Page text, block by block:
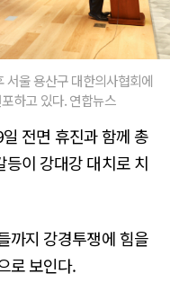
서울 용산구 대한의사협회에
하고 있다. 연합뉴스
전면 휴진과 함께 총
이 강대강 대치로 치
까지 강경투쟁에 힘을
로 보인다.